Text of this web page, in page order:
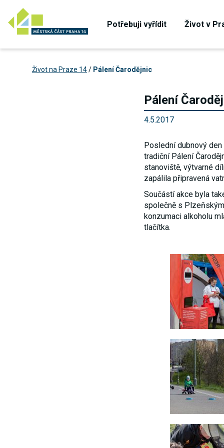
Potřebuji vyřídit Život v
Život na Praze 14/ Pálení Čarodějnic
Pálení
4.5.2017
Poslední dubnový
tradiční Pálení
stanoviště, výtvarné
zapálila připravená
Součástí akce byla
společně s
konzumaci alkoholu
tlačítka.